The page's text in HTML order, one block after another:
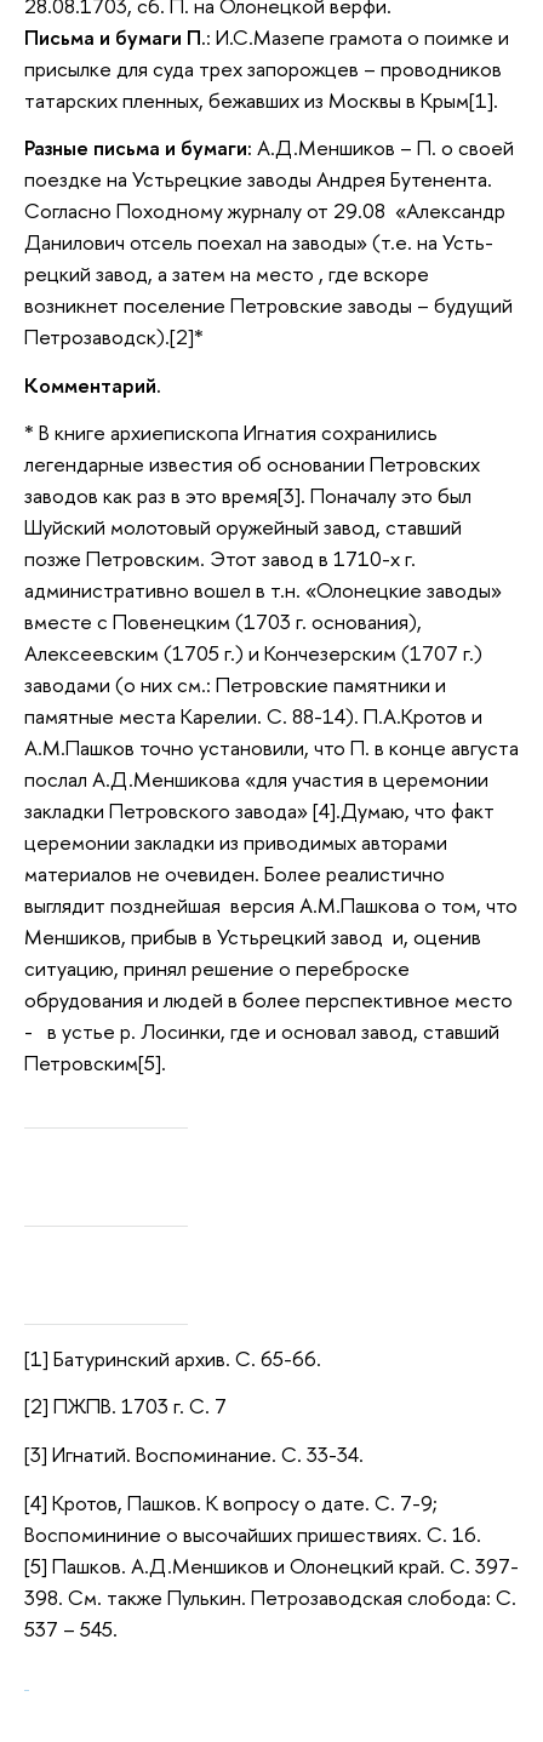
Письма и бумаги П.: И.С.Мазепе грамота о поимке и
присылке для суда трех запорожцев – проводников
татарских пленных, бежавших из Москвы в Крым[1].
Разные письма и бумаги: А.Д.Меншиков – П. о своей
поездке на Устьрецкие заводы Андрея Бутенента.
Согласно Походному журналу от 29.08 «Александр
Данилович отсель поехал на заводы» (т.е. на Усть-
рецкий завод, а затем на место , где вскоре
возникнет поселение Петровские заводы – будущий
Петрозаводск).[2]*
Комментарий.
* В книге архиепископа Игнатия сохранились
легендарные известия об основании Петровских
заводов как раз в это время[3]. Поначалу это был
Шуйский молотовый оружейный завод, ставший
позже Петровским. Этот завод в 1710-х г.
административно вошел в т.н. «Олонецкие заводы»
вместе с Повенецким (1703 г. основания),
Алексеевским (1705 г.) и Кончезерским (1707 г.)
заводами (о них см.: Петровские памятники и
памятные места Карелии. С. 88-14). П.А.Кротов и
А.М.Пашков точно установили, что П. в конце августа
послал А.Д.Меншикова «для участия в церемонии
закладки Петровского завода» [4].Думаю, что факт
церемонии закладки из приводимых авторами
материалов не очевиден. Более реалистично
выглядит позднейшая версия А.М.Пашкова о том, что
Меншиков, прибыв в Устьрецкий завод и, оценив
ситуацию, принял решение о переброске
обрудования и людей в более перспективное место
- в устье р. Лосинки, где и основал завод, ставший
Петровским[5].
[1] Батуринский архив. С. 65-66.
[2] ПЖПВ. 1703 г. С. 7
[3] Игнатий. Воспоминание. С. 33-34.
[4] Кротов, Пашков. К вопросу о дате. С. 7-9;
Воспомининие о высочайших пришествиях. С. 16.
[5] Пашков. А.Д.Меншиков и Олонецкий край. С. 397-
398. См. также Пулькин. Петрозаводская слобода: С.
537 – 545.